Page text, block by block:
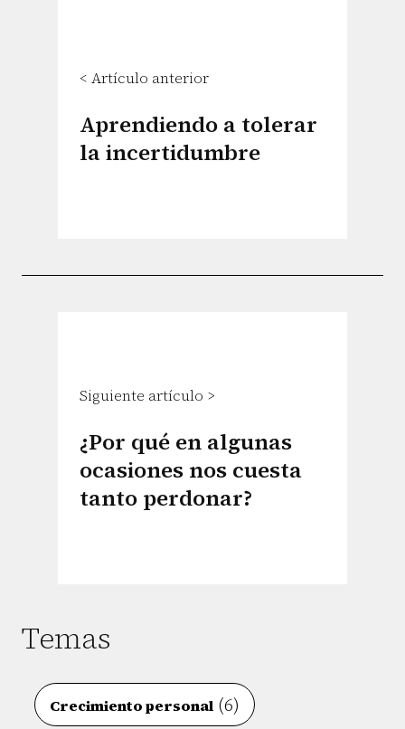
< Artículo anterior
Aprendiendo a tolerar
la incertidumbre
Siguiente artículo >
¿Por qué en algunas
ocasiones nos cuesta
tanto perdonar?
Temas
Crecimiento personal (6)